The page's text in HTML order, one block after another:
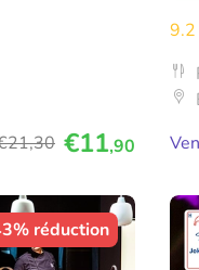
,30 €11,90
9.2
réduction